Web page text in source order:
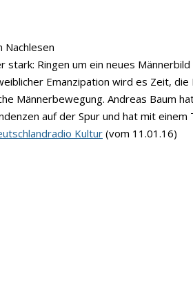
Nachlesen
stark: Ringen um ein neues Männerbild
Emanzipation wird es Zeit,
Männerbewegung. Andreas Baum
auf der Spur und hat mit einem
Kultur (vom 11.01.16)